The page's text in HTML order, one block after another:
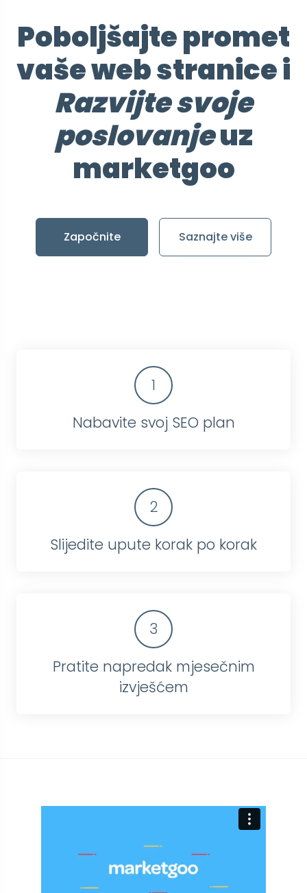
Poboljšajte promet
vaše web stranice i
Razvijte svoje
poslovanjeuz
marketgoo
Započnite Saznajte više
1
Nabavite svoj SEO plan
2
Slijedite upute korak po korak
3
Pratite napredak mjesečnim
izvješćem